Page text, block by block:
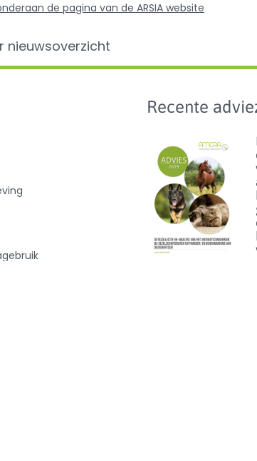
de pagina van de ARSIA website
nieuwsoverzicht
Recente